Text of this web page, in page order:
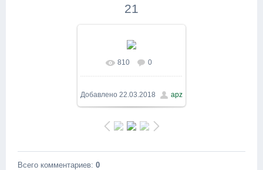
21
810 0
Добавлено 22.03.2018 apz
Всего комментариев: 0